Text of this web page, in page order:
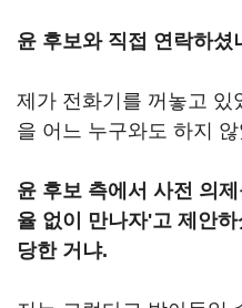
윤 후보와 직접 연락하셨
제가 전화기를 꺼놓고 있
을 어느 누구와도 하지
윤 후보 측에서 사전 의
율 없이 만나자'고 제안
당한 거냐.